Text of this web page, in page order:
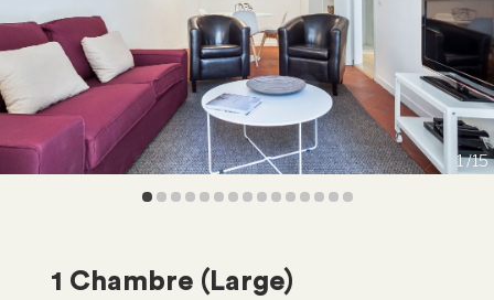
1 15
1 Chambre (Large)